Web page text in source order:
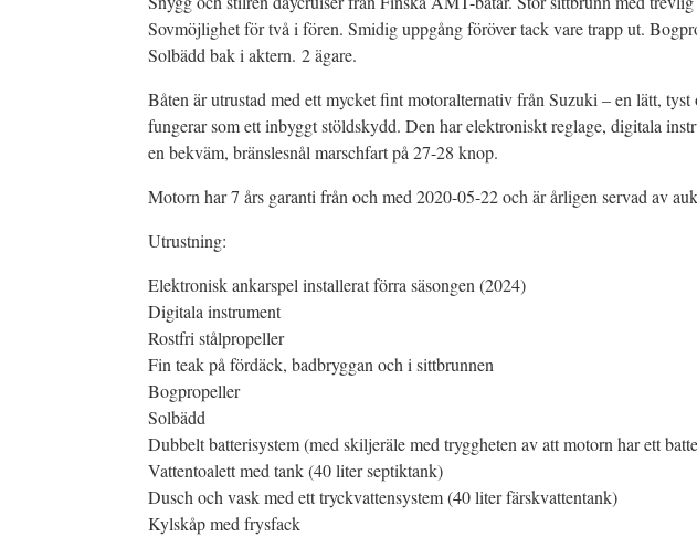
Sovmöjlighet för två i fören. Smidig uppgång föröver tack vare trapp ut.
Solbädd bak i aktern. 2 ägare.
Båten är utrustad med ett mycket fint motoralternativ från Suzuki – en lätt,
fungerar som ett inbyggt stöldskydd. Den har elektroniskt reglage, digitala
en bekväm, bränslesnål marschfart på 27-28 knop.
Motorn har 7 års garanti från och med 2020-05-22 och är årligen servad av
Utrustning:
Elektronisk ankarspel installerat förra säsongen (2024)
Digitala instrument
Rostfri stålpropeller
Fin teak på fördäck, badbryggan och i sittbrunnen
Bogpropeller
Solbädd
Dubbelt batterisystem (med skiljeräle med tryggheten av att motorn har ett
Vattentoalett med tank (40 liter septiktank)
Dusch och vask med ett tryckvattensystem (40 liter färskvattentank)
Kylskåp med frysfack